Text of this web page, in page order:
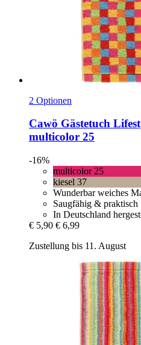
2 Optionen
Cawö Gästetuch
multicolor 25
-16%
multicolor 25
kiesel 37
Wunderbar weiches
Saugfähig & praktisch
In Deutschland
€ 5,90 € 6,99
Zustellung bis 11. August